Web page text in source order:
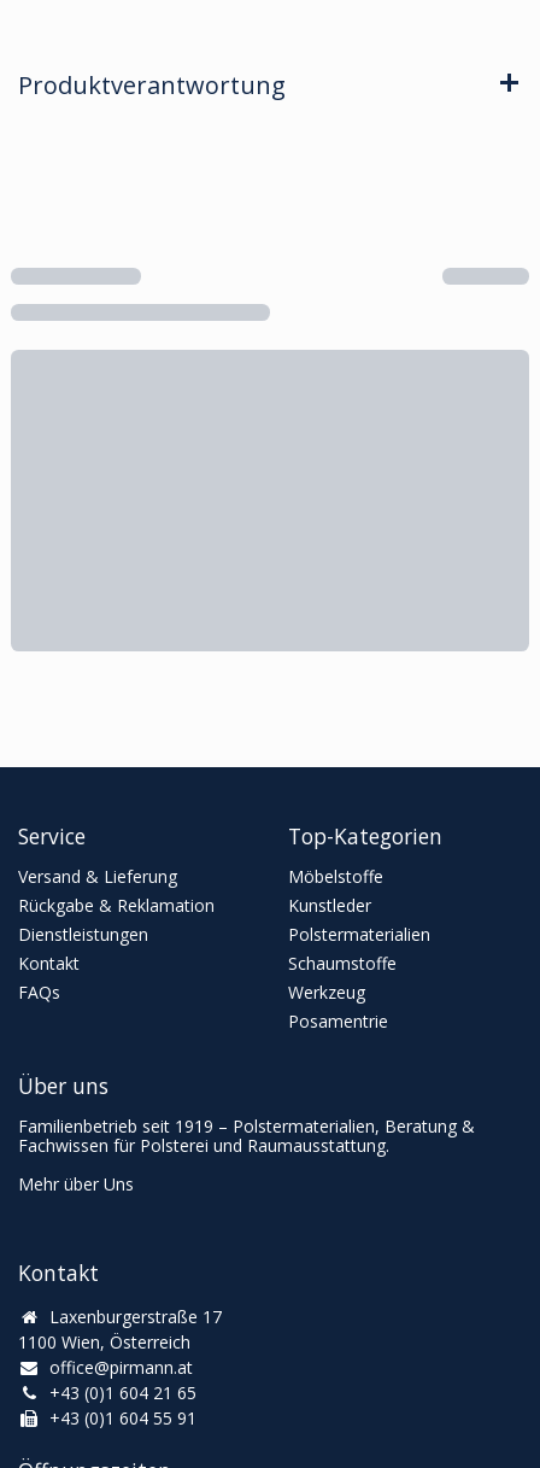
Produktverantwortung
Service
Versand & Lieferung
Rückgabe & Reklamation
Dienstleistungen
Kontakt
FAQs
Top-Kategorien
Möbelstoffe
Kunstleder
Polstermaterialien
Schaumstoffe
Werkzeug
Posamentrie
Kontakt
Laxenburgerstraße 17
1100 Wien, Österreich
office@pirmann.at
+43 (0)1 604 21 65
+43 (0)1 604 55 91
Über uns
Familienbetrieb seit 1919 – Polstermaterialien, Beratung &
Fachwissen für Polsterei und Raumausstattung.
Mehr über Uns